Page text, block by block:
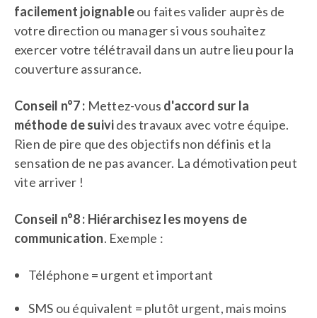
facilement joignableou faites valider auprès de
votre direction ou manager si vous souhaitez
exercer votre télétravail dans un autre lieu pour la
couverture assurance.
Conseil n°7 : Mettez-vous d'accord sur la
méthode de suivides travaux avec votre équipe.
Rien de pire que des objectifs non définis et la
sensation de ne pas avancer. La démotivation peut
vite arriver !
Conseil n°8 : Hiérarchisez les moyens de
communication. Exemple :
Téléphone = urgent et important
SMS ou équivalent = plutôt urgent, mais moins